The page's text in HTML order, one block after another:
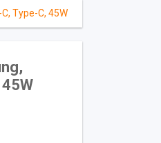
Type-C, 45W